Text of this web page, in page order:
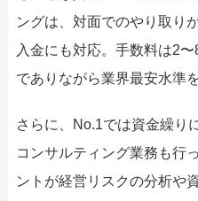
ングは、対面でのやり取り
入金にも対応。手数料は2
でありながら業界最安水準
さらに、No.1では資金繰り
コンサルティング業務も行
ントが経営リスクの分析や